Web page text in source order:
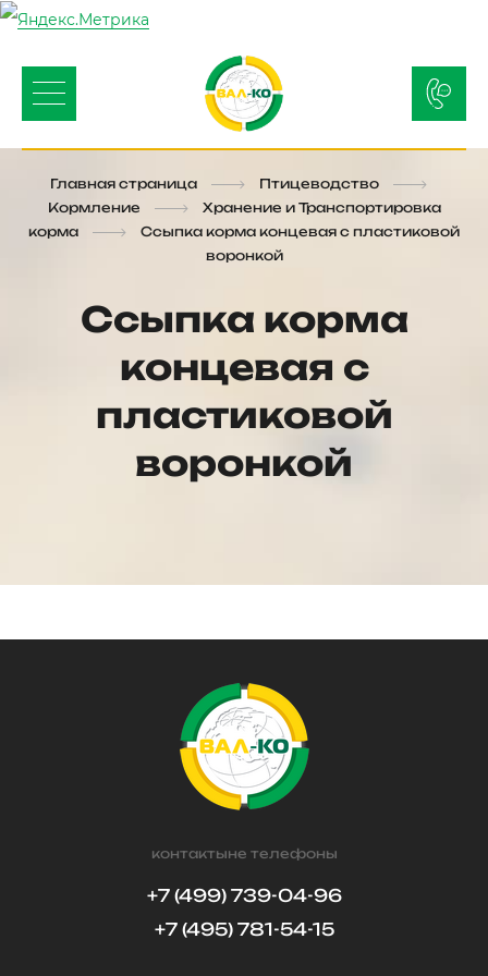
Главная страница
Птицеводство
Кормление
Хранение и Транспортировка
корма
Ссыпка корма концевая с пластиковой
воронкой
Ссыпка корма
концевая с
пластиковой
воронкой
контактыне телефоны
+7 (499) 739-04-96
+7 (495) 781-54-15